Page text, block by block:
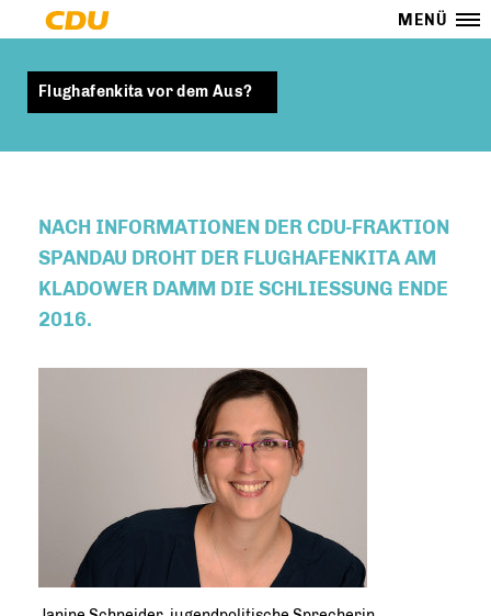
MENÜ
Flughafenkita vor dem Aus?
NACH INFORMATIONEN DER CDU-FRAKTION
SPANDAU DROHT DER FLUGHAFENKITA AM
KLADOWER DAMM DIE SCHLIESSUNG ENDE 2
016.